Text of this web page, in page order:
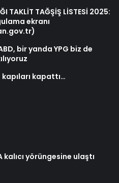
TAKLİT TAĞŞİŞ LİSTESİ 2025:
ekranı
bir yanda YPG biz de
kapattı…
kalıcı yörüngesine ulaştı